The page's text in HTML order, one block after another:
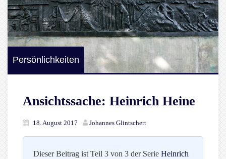
Persönlichkeiten
Ansichtssache: Heinrich Heine
18. August 2017 Johannes Glintschert
Dieser Beitrag ist Teil 3 von 3 der Serie Heinrich